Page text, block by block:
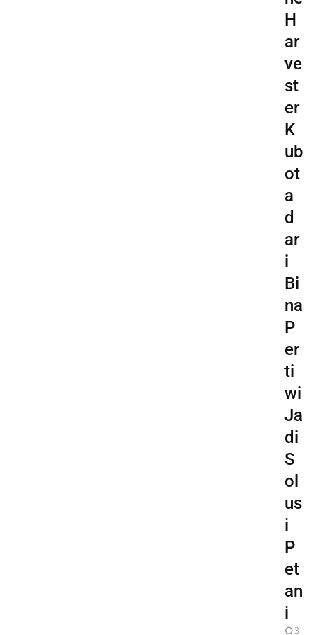
H
ar
ve
st
er
K
ub
ot
a
d
ar
i
Bi
na
P
er
ti
wi
Ja
di
S
ol
us
i
P
et
an
i
3